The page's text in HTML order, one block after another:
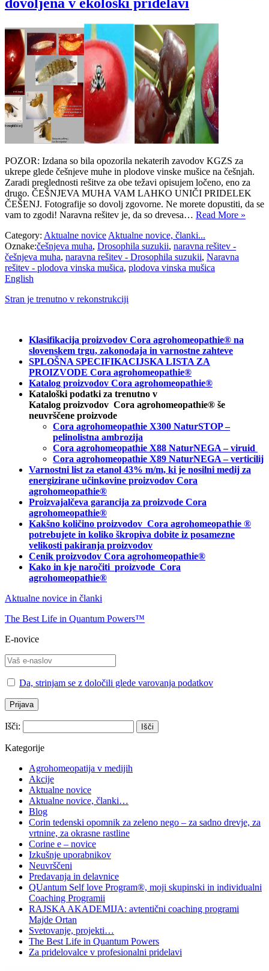
POZOR: Izdana so bila opozorila nekaterih zavodov KGZS za
ukrepe glede češnjeve muhe in plodove vinske mušice na češnjah.
Zaradi preglednosti rešitve za obe težavi opisujem ločeno, eno za
drugo. ČEŠNJEVA MUHA VAM LAHKO UNIČI PRIDELEK
ČEŠENJ. Fotografije so dovolj zgovorne. Ne morete dopustiti, da se
vam to zgodi! Naravna rešitev je, da so drevesa… Read More »
Category: Aktualne novice Aktualne novice, članki...
Oznake:češnjeva muha, Drosophila suzukii, naravna rešitev -
češnjeva muha, naravna rešitev - Drosophila suzukii, Naravna
rešitev - plodova vinska mušica, plodova vinska mušica
English
Stran je trenutno v rekonstrukciji
Klasifikacija proizvodov Cora agrohomeopathie® na
slovenskem trgu, zakonodaja in varnostne zahteve
SPLOŠNA SPECIFIKACIJSKA LISTA ZA
PROIZVODE Cora agrohomeopathie®
Katalog proizvodov Cora agrohomeopathie®
Kataloški podatki za trenutno v
Katalog proizvodov Cora agrohomeopathie® še
neuvrščene proizvode
Cora agrohomeopathie X300 NaturSTOP –
pelinolistna ambrozija
Cora agrohomeopathie X88 NaturNEGA – viruid
Cora agrohomeopathie X89 NaturNEGA – verticilij
Varnostni list za etanol 43% m/m, ki je nosilni medij za
energizirane učinkovine proizvodov Cora
agrohomeopathie®
Proizvajalčeva garancija za proizvode Cora
agrohomeopathie®
Kakšno količino proizvodov Cora agrohomeopathie ®
potrebujete in koliko škropiva dobite iz posamezne
velikosti pakiranja proizvodov
Cenik proizvodov Cora agrohomeopathie®
Kako in kje naročiti proizvode Cora
agrohomeopathie®
Aktualne novice in članki
The Best Life in Quantum Powers™
E-novice
Da, strinjam se z določili glede varovanja podatkov
Išči:
Kategorije
Agrohomeopatija v medijih
Akcije
Aktualne novice
Aktualne novice, članki…
Blog
Corin tedenski opomnik za zeleno nego – za sadno drevje, za
vrtnine, za okrasne rastline
Corine e – novice
Izkušnje uporabnikov
Neuvrščeni
Predavanja in delavnice
QUantum Self love Program®, moji skupinski in individualni
Coaching Programii
RAJSKA AKADEMIJA: avtentični coaching programi
Majde Ortan
Svetovanje, projekti…
The Best Life in Quantum Powers
Za pridelovalce v profesionalni pridelavi